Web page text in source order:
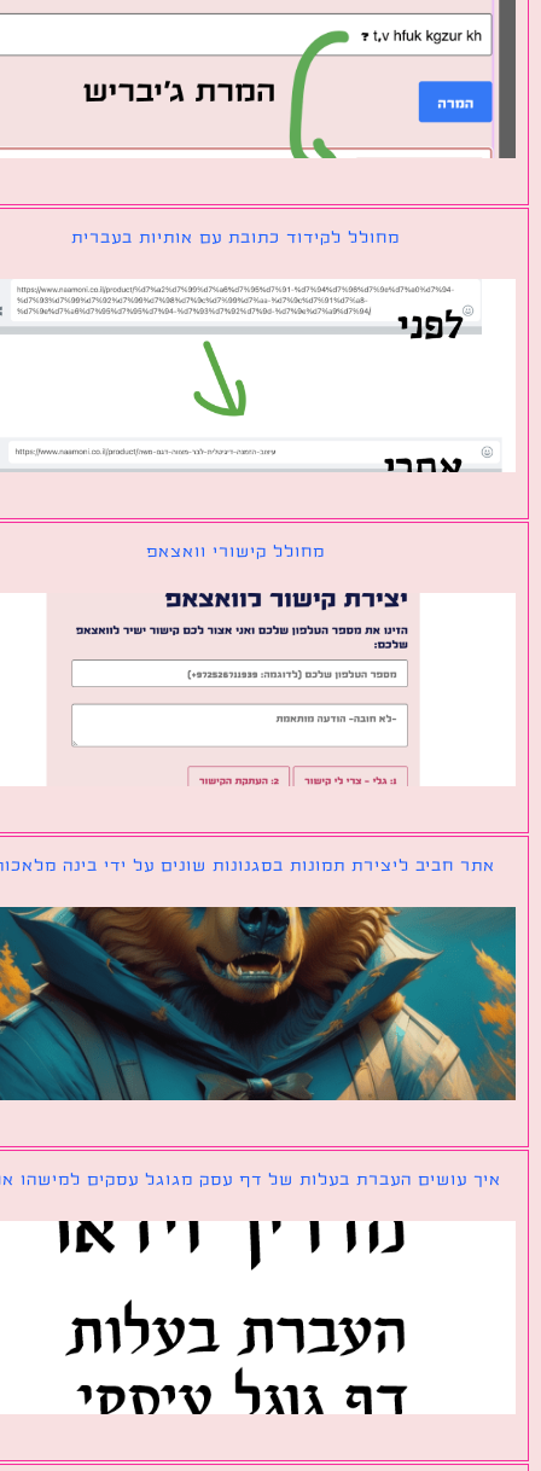
מחולל לקידוד כתובת עם אותיות בעברית
מחולל קישורי וואצאפ
חביב ליצירת תמונות בסגנונות שונים על ידי בינה מלאכותית
עושים העברת בעלות של דף עסק מגוגל עסקים למישהו אחר?